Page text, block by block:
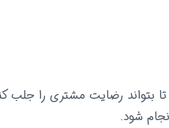
بتواند رضایت مشتری را جلب
شود.